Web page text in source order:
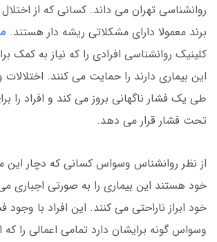
روانشناسی تهران می داند. کسانی که از
برند معمولا دارای مشکلاتی ریشه دار هستند.
کلینیک روانشناسی افرادی را که نیاز به کمک
این بیماری دارند را حمایت می کنند.
طی یک فشار ناگهانی بروز می کند و افراد را
تحت فشار قرار می دهد.
از نظر روانشناس وسواس کسانی که دچار این
خود هستند این بیماری را به صورتی اجباری
خود ابراز ناراحتی می کنند. این افراد با وجود
وسواس گونه برایشان دارد تمامی اعمالی را